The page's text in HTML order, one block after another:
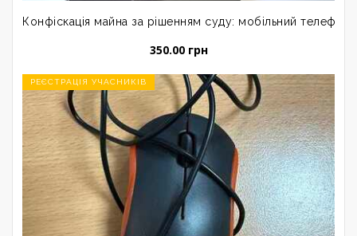
Конфіскація майна за рішенням суду: мобільний
350.00 грн
РЕЄСТРАЦІЯ УЧАСНИКІВ